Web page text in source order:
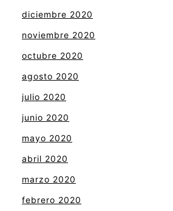
diciembre 2020
noviembre 2020
octubre 2020
agosto 2020
julio 2020
junio 2020
mayo 2020
abril 2020
marzo 2020
febrero 2020